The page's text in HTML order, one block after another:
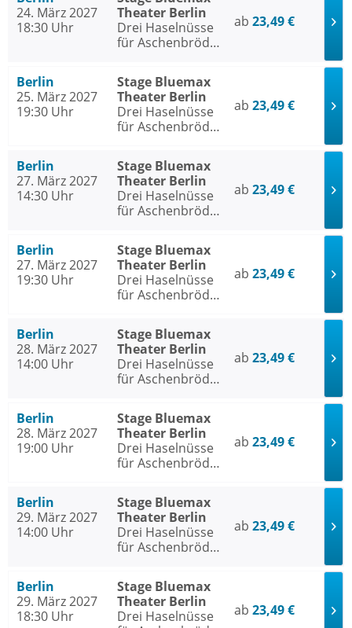
24. März 2027
18:30 Uhr
Theater Berlin
Drei Haselnüsse
für Aschenbrödel
ab 23,49 €
Berlin
25. März 2027
19:30 Uhr
Stage Bluemax
Theater Berlin
Drei Haselnüsse
für Aschenbrödel
ab 23,49 €
Berlin
27. März 2027
14:30 Uhr
Stage Bluemax
Theater Berlin
Drei Haselnüsse
für Aschenbrödel
ab 23,49 €
Berlin
27. März 2027
19:30 Uhr
Stage Bluemax
Theater Berlin
Drei Haselnüsse
für Aschenbrödel
ab 23,49 €
Berlin
28. März 2027
14:00 Uhr
Stage Bluemax
Theater Berlin
Drei Haselnüsse
für Aschenbrödel
ab 23,49 €
Berlin
28. März 2027
19:00 Uhr
Stage Bluemax
Theater Berlin
Drei Haselnüsse
für Aschenbrödel
ab 23,49 €
Berlin
29. März 2027
14:00 Uhr
Stage Bluemax
Theater Berlin
Drei Haselnüsse
für Aschenbrödel
ab 23,49 €
Berlin
29. März 2027
18:30 Uhr
Stage Bluemax
Theater Berlin
Drei Haselnüsse
ab 23,49 €